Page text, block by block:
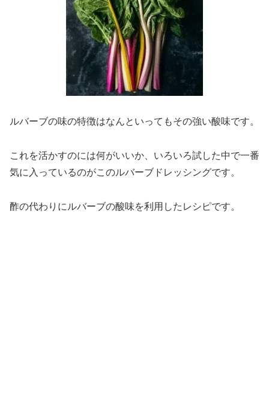
ルバーブの味の特徴はなんといってもその強い酸味です。
これを活かすのには何がいいか、いろいろ試した中で一番
気に入っているのがこのルバーブドレッシングです。
酢の代わりにルバーブの酸味を利用したレシピです。